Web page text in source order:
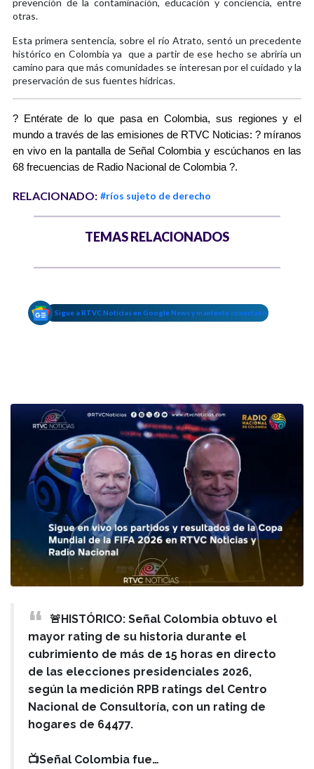
otras.
Esta primera sentencia, sobre el río Atrato, sentó un precedente
histórico en Colombia ya que a partir de ese hecho se abriría un
camino para que más comunidades se interesan por el cuidado y la
preservación de sus fuentes hídricas.
? Entérate de lo que pasa en Colombia, sus regiones y el
mundo a través de las emisiones de RTVC Noticias: ? míranos
en vivo en la pantalla de Señal Colombia y escúchanos en las
68 frecuencias de Radio Nacional de Colombia ?.
RELACIONADO: #ríos sujeto de derecho
TEMAS RELACIONADOS
Sigue a RTVC Noticias en Google News y mantente conectado
🚨HISTÓRICO: Señal Colombia obtuvo el
mayor rating de su historia durante el
cubrimiento de más de 15 horas en directo
de las elecciones presidenciales 2026,
según la medición RPB ratings del Centro
Nacional de Consultoría, con un rating de
hogares de 64477.
📺Señal Colombia fue…